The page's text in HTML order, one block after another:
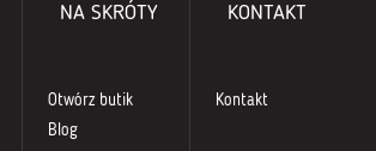
NA SKRÓTY
Otwórz butik
Blog
KONTAKT
Kontakt